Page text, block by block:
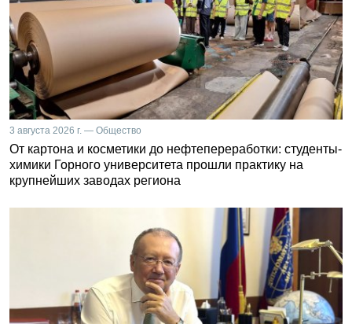
3 августа 2026 г. — Общество
От картона и косметики до нефтепереработки: студенты-
химики Горного университета прошли практику на
крупнейших заводах региона